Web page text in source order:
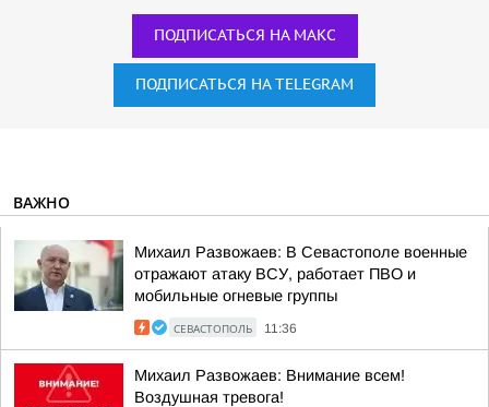
ПОДПИСАТЬСЯ НА МАКС
ПОДПИСАТЬСЯ НА TELEGRAM
ВАЖНО
Михаил Развожаев: В Севастополе военные
отражают атаку ВСУ, работает ПВО и
мобильные огневые группы
СЕВАСТОПОЛЬ 11:36
Михаил Развожаев: Внимание всем!
Воздушная тревога!